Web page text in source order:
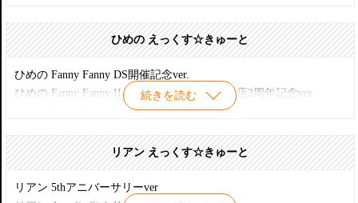
みあの冬休み ふわふわ白うさぎさん 大阪限定
春うさぎさん みあ
春うさぎさん みあ アゾン販売
春うさぎさん みあ HALLOWEEN TEA PARTYコーデset 限定
ひめの えっくす☆きゅーと
続きを読む
ひめの Fanny Fanny DS開催記念ver.
ひめの Fanny Fanny II レーベルショップ大阪店2周年記念ver
ひめの Fanny Fanny II 通常販売ver.
ひめの Secret Wonderland
ひめの SWEET PUNK GIRLS! 秋葉原(金髪・銀髪)
リアン えっくす☆きゅーと
リアン 5thアニバーサリーver